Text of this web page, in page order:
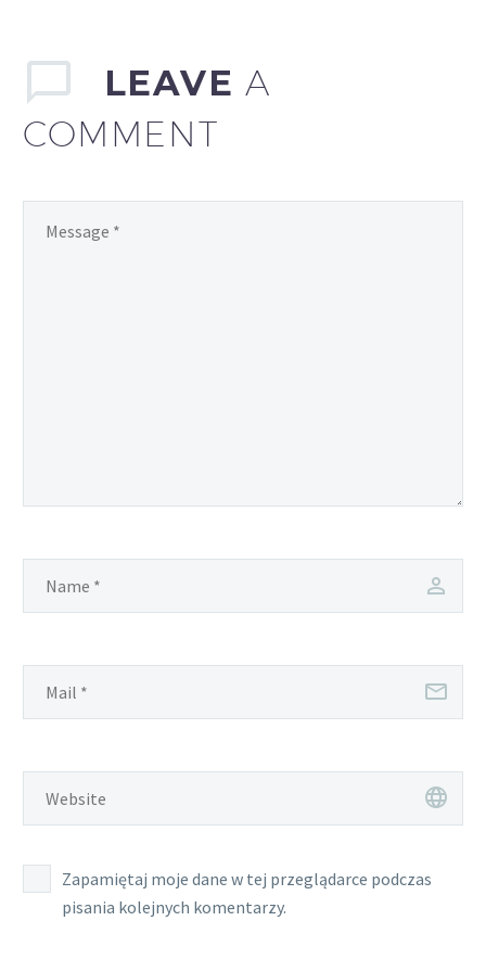
filmów. Polska telewizja
za free – dowiedz się, jak i
gdzie oglądać.
LEAVE A
COMMENT
Zapamiętaj moje dane w tej przeglądarce podczas
pisania kolejnych komentarzy.